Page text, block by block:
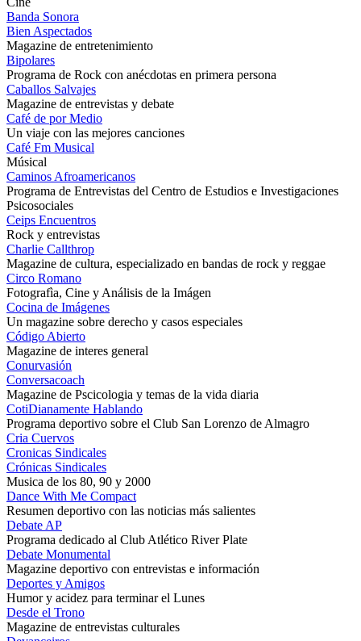
Banda Sonora
Bien Aspectados
Magazine de entretenimiento
Bipolares
Programa de Rock con anécdotas en primera persona
Caballos Salvajes
Magazine de entrevistas y debate
Café de por Medio
Un viaje con las mejores canciones
Café Fm Musical
Músical
Caminos Afroamericanos
Programa de Entrevistas del Centro de Estudios e Investigaciones
Psicosociales
Ceips Encuentros
Rock y entrevistas
Charlie Callthrop
Magazine de cultura, especializado en bandas de rock y reggae
Circo Romano
Fotografìa, Cine y Análisis de la Imágen
Cocina de Imágenes
Un magazine sobre derecho y casos especiales
Código Abierto
Magazine de interes general
Conurvasión
Conversacoach
Magazine de Pscicologia y temas de la vida diaria
CotiDianamente Hablando
Programa deportivo sobre el Club San Lorenzo de Almagro
Cria Cuervos
Cronicas Sindicales
Crónicas Sindicales
Musica de los 80, 90 y 2000
Dance With Me Compact
Resumen deportivo con las noticias más salientes
Debate AP
Programa dedicado al Club Atlético River Plate
Debate Monumental
Magazine deportivo con entrevistas e información
Deportes y Amigos
Humor y acidez para terminar el Lunes
Desde el Trono
Magazine de entrevistas culturales